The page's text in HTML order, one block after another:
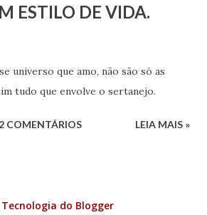
ESTILO DE VIDA.
universo que amo, não são só as
tudo que envolve o sertanejo.
2 COMENTÁRIOS LEIA MAIS »
Tecnologia do Blogger